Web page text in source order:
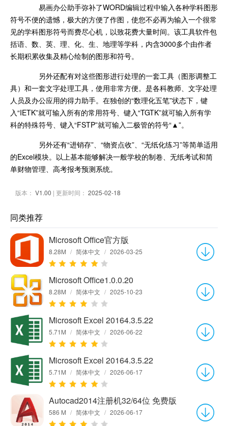
易画办公助手弥补了WORD编辑过程中输入各种学科图形
符号不便的遗憾，极大的方便了作图，使您不必再为输入一个很常
见的学科图形符号而费尽心机，以致花费大量时间。该工具软件包
括语、数、英、理、化、生、地理等学科，内含3000多个由作者
长期积累收集及精心绘制的图形和符号。
另外还配有对这些图形进行处理的一套工具（图形调整工
具）和一套文字处理工具，使用非常方便。是各科教师、文字处理
人员及办公应用的得力助手。在独创的“数理化五笔”状态下，键
入“IETK”就可输入所有的常用符号、键入“TGTK”就可输入所有学
科的特殊符号、键入“FSTP”就可输入二极管的符号“▲”。
另外还有“进销存”、“物资点收”、“无纸化练习”等简单适用
的Excel模块。以上基本能够解决一般学校的制卷、无纸考试和简
单财物管理、高考报考预测系统。
版本： V1.00 | 更新时间： 2025-02-18
同类推荐
Microsoft Office官方版
8.28M / 简体中文 / 2026-03-25
Microsoft Office1.0.0.20
8.28M / 简体中文 / 2025-10-23
Microsoft Excel 20164.3.5.22
5.71M / 简体中文 / 2026-06-22
Microsoft Excel 20164.3.5.22
5.71M / 简体中文 / 2026-06-17
Autocad2014注册机32/64位 免费版
586 M / 简体中文 / 2026-06-17